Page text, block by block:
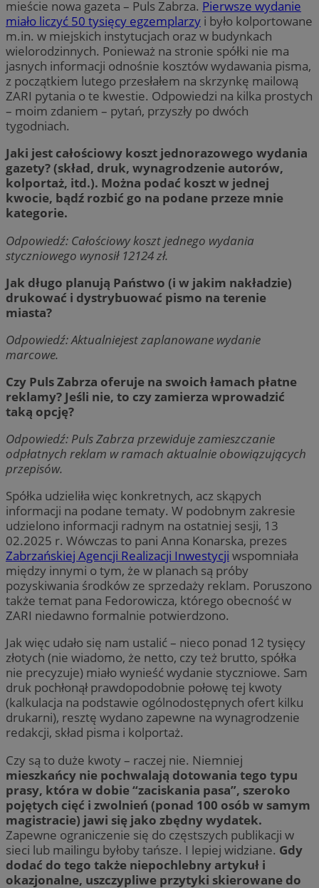
mieście nowa gazeta – Puls Zabrza. Pierwsze wydanie
miało liczyć 50 tysięcy egzemplarzy i było kolportowane
m.in. w miejskich instytucjach oraz w budynkach
wielorodzinnych. Ponieważ na stronie spółki nie ma
jasnych informacji odnośnie kosztów wydawania pisma,
z początkiem lutego przesłałem na skrzynkę mailową
ZARI pytania o te kwestie. Odpowiedzi na kilka prostych
– moim zdaniem – pytań, przyszły po dwóch
tygodniach.
Jaki jest całościowy koszt jednorazowego wydania
gazety? (skład, druk, wynagrodzenie autorów,
kolportaż, itd.). Można podać koszt w jednej
kwocie, bądź rozbić go na podane przeze mnie
kategorie.
Odpowiedź: Całościowy koszt jednego wydania
styczniowego wynosił 12124 zł.
Jak długo planują Państwo (i w jakim nakładzie)
drukować i dystrybuować pismo na terenie
miasta?
Odpowiedź: Aktualniejest zaplanowane wydanie
marcowe.
Czy Puls Zabrza oferuje na swoich łamach płatne
reklamy? Jeśli nie, to czy zamierza wprowadzić
taką opcję?
Odpowiedź: Puls Zabrza przewiduje zamieszczanie
odpłatnych reklam w ramach aktualnie obowiązujących
przepisów.
Spółka udzieliła więc konkretnych, acz skąpych
informacji na podane tematy. W podobnym zakresie
udzielono informacji radnym na ostatniej sesji, 13
02.2025 r. Wówczas to pani Anna Konarska, prezes
Zabrzańskiej Agencji Realizacji Inwestycji wspomniała
między innymi o tym, że w planach są próby
pozyskiwania środków ze sprzedaży reklam. Poruszono
także temat pana Fedorowicza, którego obecność w
ZARI niedawno formalnie potwierdzono.
Jak więc udało się nam ustalić – nieco ponad 12 tysięcy
złotych (nie wiadomo, że netto, czy też brutto, spółka
nie precyzuje) miało wynieść wydanie styczniowe. Sam
druk pochłonął prawdopodobnie połowę tej kwoty
(kalkulacja na podstawie ogólnodostępnych ofert kilku
drukarni), resztę wydano zapewne na wynagrodzenie
redakcji, skład pisma i kolportaż.
Czy są to duże kwoty – raczej nie. Niemniej
mieszkańcy nie pochwalają dotowania tego typu
prasy, która w dobie “zaciskania pasa”, szeroko
pojętych cięć i zwolnień (ponad 100 osób w samym
magistracie) jawi się jako zbędny wydatek.
Zapewne ograniczenie się do częstszych publikacji w
sieci lub mailingu byłoby tańsze. I lepiej widziane. Gdy
dodać do tego także niepochlebny artykuł i
okazjonalne, uszczypliwe przytyki skierowane do